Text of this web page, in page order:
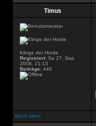
Timus
Klinge der Horde
Registriert: Sa 27. Sep
2008, 21:13
Beiträge: 440
Nach oben